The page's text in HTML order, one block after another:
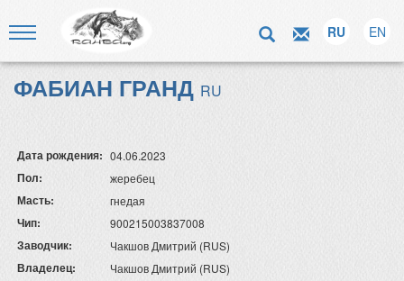
RU EN
ФАБИАН ГРАНД RU
Дата рождения: 04.06.2023
Пол: жеребец
Масть: гнедая
Чип: 900215003837008
Заводчик: Чакшов Дмитрий (RUS)
Владелец: Чакшов Дмитрий (RUS)